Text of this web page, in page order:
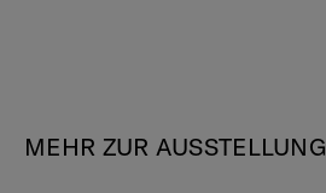
MEHR ZUR AUSSTELLUNG